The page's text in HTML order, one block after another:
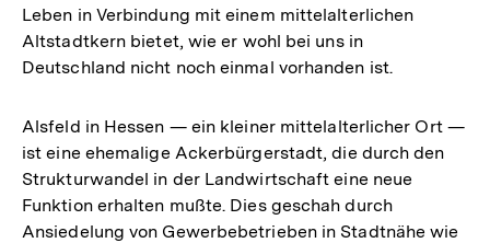
Leben in Verbindung mit einem mittelalterlichen
Altstadtkern bietet, wie er wohl bei uns in
Deutschland nicht noch einmal vorhanden ist.
Alsfeld in Hessen — ein kleiner mittelalterlicher Ort —
ist eine ehemalige Ackerbürgerstadt, die durch den
Strukturwandel in der Landwirtschaft eine neue
Funktion erhalten mußte. Dies geschah durch
Ansiedelung von Gewerbebetrieben in Stadtnähe wie